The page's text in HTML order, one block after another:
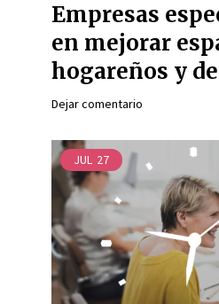
Empresas
en mejorar
hogareños y
Dejar comentario
JUL 27